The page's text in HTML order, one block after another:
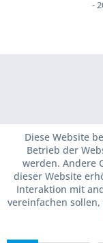
-
Diese Website
Betrieb der
werden. Andere
dieser Website
Interaktion mit
vereinfachen